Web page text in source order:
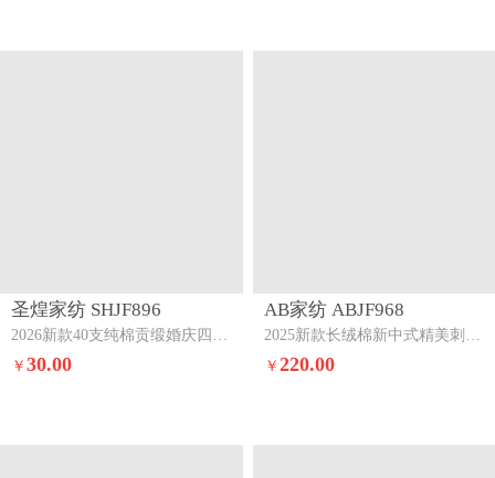
圣煌家纺 SHJF896
￥30.00
AB家纺 ABJF968
￥ 220.00